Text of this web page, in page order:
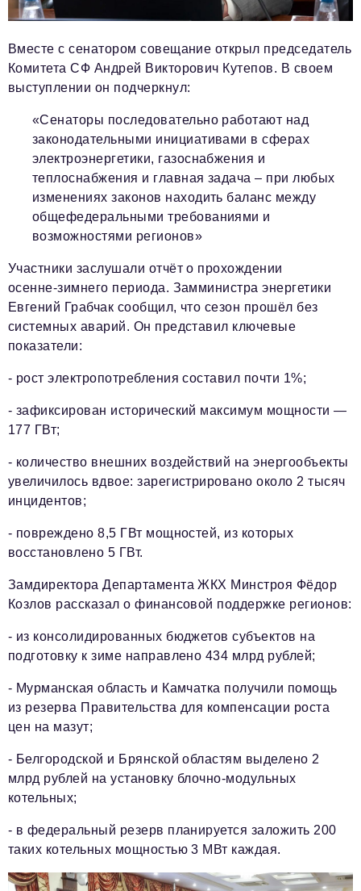
Вместе с сенатором совещание открыл председатель
Комитета СФ Андрей Викторович Кутепов. В своем
выступлении он подчеркнул:
«Сенаторы последовательно работают над
законодательными инициативами в сферах
электроэнергетики, газоснабжения и
теплоснабжения и главная задача – при любых
изменениях законов находить баланс между
общефедеральными требованиями и
возможностями регионов»
Участники заслушали отчёт о прохождении
осенне‑зимнего периода. Замминистра энергетики
Евгений Грабчак сообщил, что сезон прошёл без
системных аварий. Он представил ключевые
показатели:
- рост электропотребления составил почти 1%;
- зафиксирован исторический максимум мощности —
177 ГВт;
- количество внешних воздействий на энергообъекты
увеличилось вдвое: зарегистрировано около 2 тысяч
инцидентов;
- повреждено 8,5 ГВт мощностей, из которых
восстановлено 5 ГВт.
Замдиректора Департамента ЖКХ Минстроя Фёдор
Козлов рассказал о финансовой поддержке регионов:
- из консолидированных бюджетов субъектов на
подготовку к зиме направлено 434 млрд рублей;
- Мурманская область и Камчатка получили помощь
из резерва Правительства для компенсации роста
цен на мазут;
- Белгородской и Брянской областям выделено 2
млрд рублей на установку блочно‑модульных
котельных;
- в федеральный резерв планируется заложить 200
таких котельных мощностью 3 МВт каждая.